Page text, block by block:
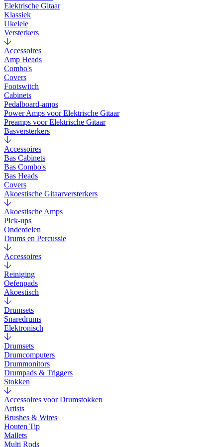
Elektrische Gitaar
Klassiek
Ukelele
Versterkers
Accessoires
Amp Heads
Combo's
Covers
Footswitch
Cabinets
Pedalboard-amps
Power Amps voor Elektrische Gitaar
Preamps voor Elektrische Gitaar
Basversterkers
Accessoires
Bas Cabinets
Bas Combo's
Bas Heads
Covers
Akoestische Gitaarversterkers
Akoestische Amps
Pick-ups
Onderdelen
Drums en Percussie
Accessoires
Reiniging
Oefenpads
Akoestisch
Drumsets
Snaredrums
Elektronisch
Drumsets
Drumcomputers
Drummonitors
Drumpads & Triggers
Stokken
Accessoires voor Drumstokken
Artists
Brushes & Wires
Houten Tip
Mallets
Multi Rods